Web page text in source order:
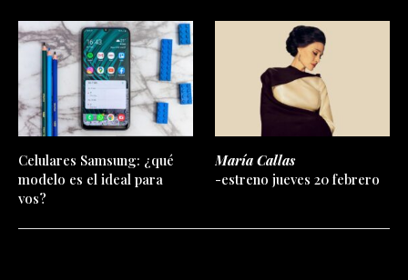
Celulares Samsung: ¿qué
modelo es el ideal para
vos?
María Callas
-estreno jueves 20 febrero